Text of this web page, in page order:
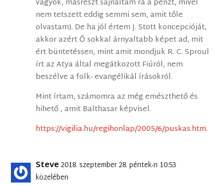
vagyok, másrészt sajnáltam rá a pénzt, mivel
nem tetszett eddig semmi sem, amit tőle
olvastam). De ha jól értem J. Stott koncepcióját,
akkor azért Ő sokkal árnyaltabb képet ad, mit
ért büntetéssen, mint amit mondjuk R. C. Sproul
írt az Atya által megátkozott Fiúról, nem
beszélve a folk- evangélikál írásokról.
Mint írtam, számomra az még emészthető és
hihető , amit Balthasar képvisel.
https://vigilia.hu/regihonlap/2005/6/puskas.htm.
Steve 2018. szeptember 28. péntek-n 10:53
közelében